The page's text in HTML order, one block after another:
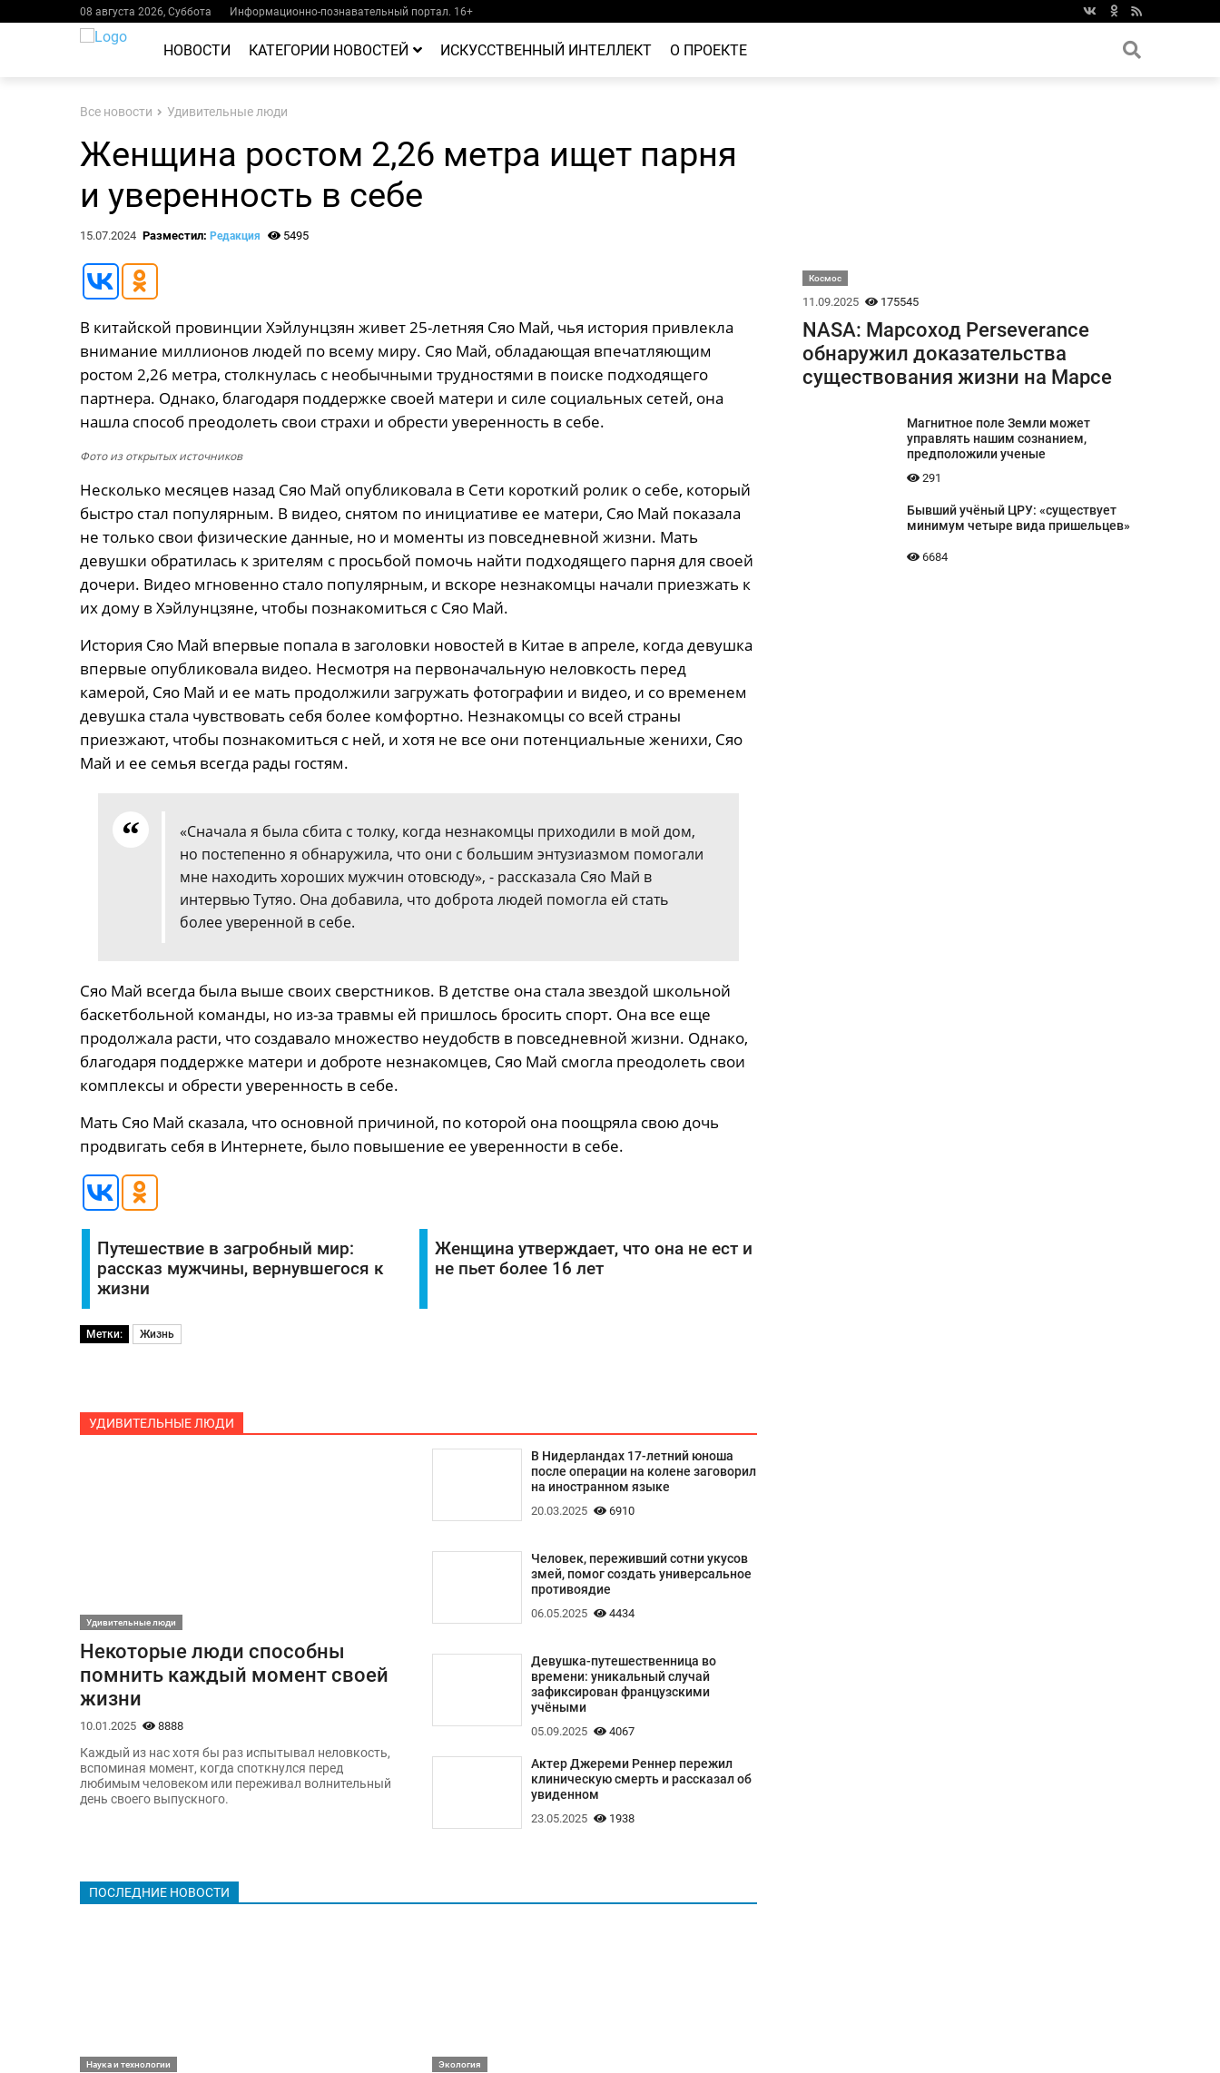
08 августа 2026, Суббота Информационно-познавательный портал. 16+
НОВОСТИ КАТЕГОРИИ НОВОСТЕЙ ИСКУССТВЕННЫЙ ИНТЕЛЛЕКТ О ПРОЕКТЕ
Все новости Удивительные люди
Женщина ростом 2,26 метра ищет парня
и уверенность в себе
15.07.2024 Разместил: Редакция 5495
В китайской провинции Хэйлунцзян живет 25-летняя Сяо Май, чья история привлекла
внимание миллионов людей по всему миру. Сяо Май, обладающая впечатляющим
ростом 2,26 метра, столкнулась с необычными трудностями в поиске подходящего
партнера. Однако, благодаря поддержке своей матери и силе социальных сетей, она
нашла способ преодолеть свои страхи и обрести уверенность в себе.
Фото из открытых источников
Несколько месяцев назад Сяо Май опубликовала в Сети короткий ролик о себе, который
быстро стал популярным. В видео, снятом по инициативе ее матери, Сяо Май показала
не только свои физические данные, но и моменты из повседневной жизни. Мать
девушки обратилась к зрителям с просьбой помочь найти подходящего парня для своей
дочери. Видео мгновенно стало популярным, и вскоре незнакомцы начали приезжать к
их дому в Хэйлунцзяне, чтобы познакомиться с Сяо Май.
История Сяо Май впервые попала в заголовки новостей в Китае в апреле, когда девушка
впервые опубликовала видео. Несмотря на первоначальную неловкость перед
камерой, Сяо Май и ее мать продолжили загружать фотографии и видео, и со временем
девушка стала чувствовать себя более комфортно. Незнакомцы со всей страны
приезжают, чтобы познакомиться с ней, и хотя не все они потенциальные женихи, Сяо
Май и ее семья всегда рады гостям.
«Сначала я была сбита с толку, когда незнакомцы приходили в мой дом,
но постепенно я обнаружила, что они с большим энтузиазмом помогали
мне находить хороших мужчин отовсюду», - рассказала Сяо Май в
интервью Тутяо. Она добавила, что доброта людей помогла ей стать
более уверенной в себе.
Сяо Май всегда была выше своих сверстников. В детстве она стала звездой школьной
баскетбольной команды, но из-за травмы ей пришлось бросить спорт. Она все еще
продолжала расти, что создавало множество неудобств в повседневной жизни. Однако,
благодаря поддержке матери и доброте незнакомцев, Сяо Май смогла преодолеть свои
комплексы и обрести уверенность в себе.
Мать Сяо Май сказала, что основной причиной, по которой она поощряла свою дочь
продвигать себя в Интернете, было повышение ее уверенности в себе.
Путешествие в загробный мир:
рассказ мужчины, вернувшегося к
жизни
Женщина утверждает, что она не ест и
не пьет более 16 лет
Метки: Жизнь
УДИВИТЕЛЬНЫЕ ЛЮДИ
Удивительные люди
Некоторые люди способны
помнить каждый момент своей
жизни
10.01.2025 8888
Каждый из нас хотя бы раз испытывал неловкость,
вспоминая момент, когда споткнулся перед
любимым человеком или переживал волнительный
день своего выпускного.
В Нидерландах 17-летний юноша
после операции на колене заговорил
на иностранном языке
20.03.2025 6910
Человек, переживший сотни укусов
змей, помог создать универсальное
противоядие
06.05.2025 4434
Девушка-путешественница во
времени: уникальный случай
зафиксирован французскими
учёными
05.09.2025 4067
Актер Джереми Реннер пережил
клиническую смерть и рассказал об
увиденном
23.05.2025 1938
ПОСЛЕДНИЕ НОВОСТИ
Наука и технологии Экология
Космос
11.09.2025 175545
NASA: Марсоход Perseverance
обнаружил доказательства
существования жизни на Марсе
Магнитное поле Земли может
управлять нашим сознанием,
предположили ученые
291
Бывший учёный ЦРУ: «существует
минимум четыре вида пришельцев»
6684